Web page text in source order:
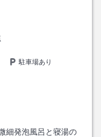
駐車場あり
細発泡風呂と寝湯の